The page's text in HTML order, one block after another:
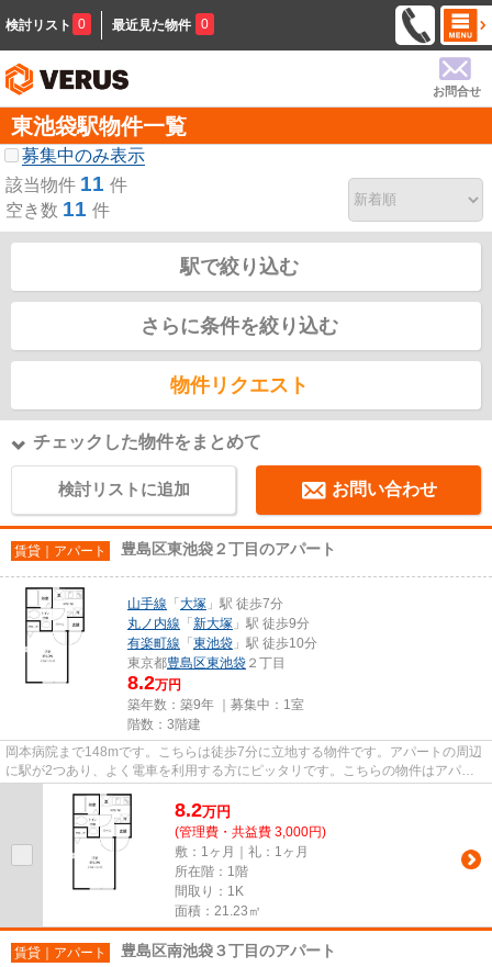
検討リスト 0 最近見た物件 0
お問合せ
東池袋駅物件一覧
募集中のみ表示
該当物件 11 件
空き数 11 件
駅で絞り込む
さらに条件を絞り込む
物件リクエスト
チェックした物件をまとめて
検討リストに追加 お問い合わせ
賃貸｜アパート 豊島区東池袋２丁目のアパート
山手線 「 大塚 」駅 徒歩7分
丸ノ内線 「 新大塚 」駅 徒歩9分
有楽町線 「 東池袋 」駅 徒歩10分
東京都豊島区東池袋 ２丁目
8.2万円
築年数：築9年 ｜募集中： 1室
階数：3階建
岡本病院まで148mです。こちらは徒歩7分に立地する物件です。アパートの周辺
に駅が2つあり、よく電車を利用する方にピッタリです。こちらの物件はアパー
8.2万円
(管理費・共益費 3,000円)
敷：1ヶ月｜礼：1ヶ月
所在階：1階
間取り：1K
面積：21.23㎡
賃貸｜アパート 豊島区南池袋３丁目のアパート